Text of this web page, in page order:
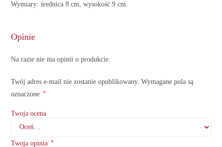
Wymiary: średnica 8 cm, wysokość 9 cm.
Opinie
Na razie nie ma opinii o produkcie.
Twój adres e-mail nie zostanie opublikowany. Wymagane pola są
oznaczone
*
Twoja ocena
Twoja opinia *